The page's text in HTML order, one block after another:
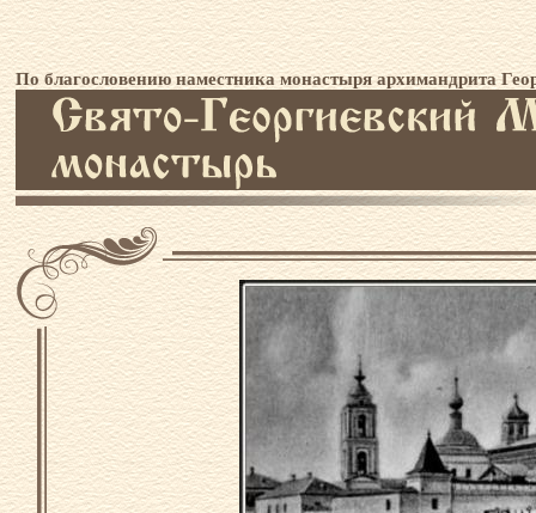
По благословению наместника монастыря архимандрита